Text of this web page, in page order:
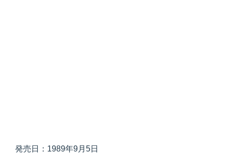
発売日：1989年9月5日